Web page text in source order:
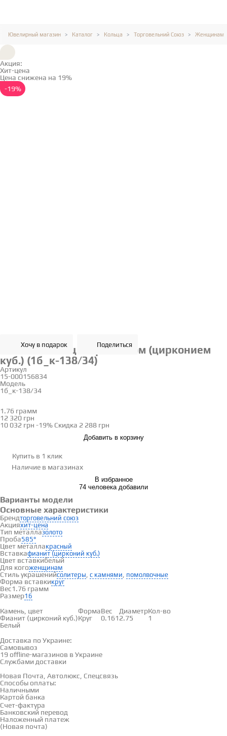
Ювелирный магазин Каталог Кольца Торговельний Союз Женщинам
Акция:
Хит-цена
Цена снижена на 19%
-19%
Хочу в подарок Поделиться
Золотое кольцо с фианитом (цирконием
куб.) (1б_к-138/34)
Артикул
15-000156834
Модель
1б_к-138/34
1.76 грамм
12 320 грн
10 032 грн -19% Скидка 2 288 грн
Добавить в корзину
Купить в 1 клик
Наличие в магазинах
В избранное
74 человека добавили
Варианты модели
Основные характеристики
Брендторговельний союз
Акцияхит-цена
Тип металлазолото
Проба585°
Цвет металлакрасный
Вставкафианит (цирконий куб.)
Цвет вставкибелый
Для когоженщинам
Стиль украшенийсолитеры с камнями помолвочные
Форма вставкикруг
Вес1.76 грамм
Размер16
Вставки
Камень, цвет ФормаВес ДиаметрКол-во
Фианит (цирконий куб.)
Белый
Круг 0.1612.75 1
Доставка по Украине:
Самовывоз
19 offline-магазинов в Украине
Службами доставки
Новая Почта, Автолюкс, Спецсвязь
Способы оплаты:
Наличными
Картой банка
Счет-фактура
Банковский перевод
Наложенный платеж
(Новая почта)